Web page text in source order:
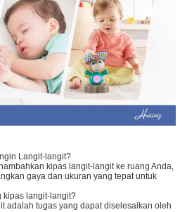
Langit-langit?
kipas langit-langit ke ruang Anda,
gaya dan ukuran yang tepat untuk
kipas langit-langit?
adalah tugas yang dapat diselesaikan oleh